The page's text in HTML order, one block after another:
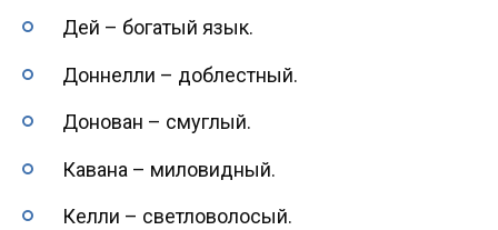
Дей – богатый язык.
Доннелли – доблестный.
Донован – смуглый.
Кавана – миловидный.
Келли – светловолосый.